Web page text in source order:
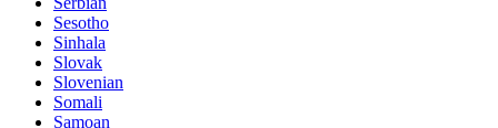
Sesotho
Sinhala
Slovak
Slovenian
Somali
Samoan